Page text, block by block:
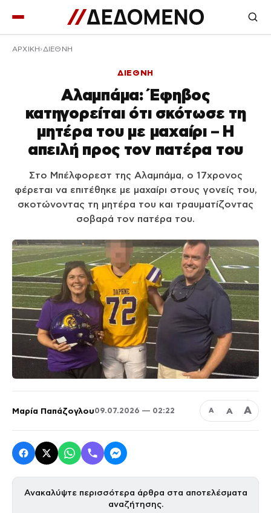
ΑΡΧΙΚΉ ΔΙΕΘΝΗ
ΔΙΕΘΝΗ
Αλαμπάμα: Έφηβος
κατηγορείται ότι σκότωσε τη
μητέρα του με μαχαίρι – Η
απειλή προς τον πατέρα του
Στο Μπέλφορεστ της Αλαμπάμα, ο 17χρονος
φέρεται να επιτέθηκε με μαχαίρι στους γονείς του,
σκοτώνοντας τη μητέρα του και τραυματίζοντας
σοβαρά τον πατέρα του.
Μαρία Παπάζογλου09.07.2026 — 02:22 Α Α Α
Ανακαλύψτε περισσότερα άρθρα στα αποτελέσματα
αναζήτησης.